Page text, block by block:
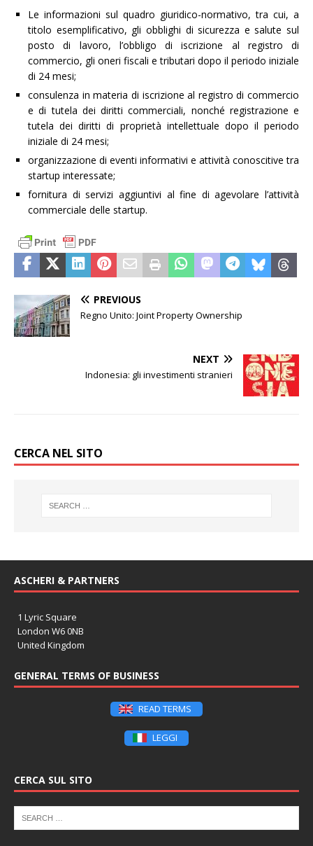
Le informazioni sul quadro giuridico-normativo, tra cui, a
titolo esemplificativo, gli obblighi di sicurezza e salute sul
posto di lavoro, l’obbligo di iscrizione al registro di
commercio, gli oneri fiscali e tributari dopo il periodo iniziale
di 24 mesi;
consulenza in materia di iscrizione al registro di commercio
e di tutela dei diritti commerciali, nonché registrazione e
tutela dei diritti di proprietà intellettuale dopo il periodo
iniziale di 24 mesi;
organizzazione di eventi informativi e attività conoscitive tra
startup interessate;
fornitura di servizi aggiuntivi al fine di agevolare l’attività
commerciale delle startup.
PREVIOUS
Regno Unito: Joint Property Ownership
NEXT
Indonesia: gli investimenti stranieri
CERCA NEL SITO
ASCHERI & PARTNERS
1 Lyric Square
London W6 0NB
United Kingdom
GENERAL TERMS OF BUSINESS
READ TERMS
LEGGI
CERCA SUL SITO